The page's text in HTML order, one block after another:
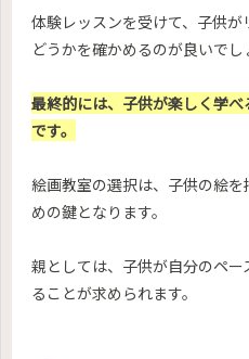
体験レッスンを受けて、子供
どうかを確かめるのが良いでし
最終的には、子供が楽しく学
です。
絵画教室の選択は、子供の絵
めの鍵となります。
親としては、子供が自分のペ
ることが求められます。